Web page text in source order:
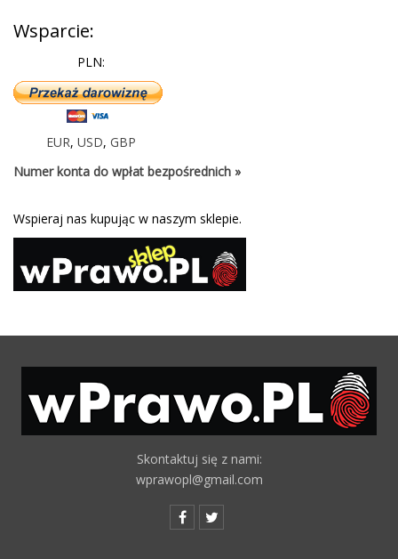
Wsparcie:
PLN:
EUR, USD, GBP
Numer konta do wpłat bezpośrednich »
Wspieraj nas kupując w naszym sklepie.
Skontaktuj się z nami:
wprawopl@gmail.com